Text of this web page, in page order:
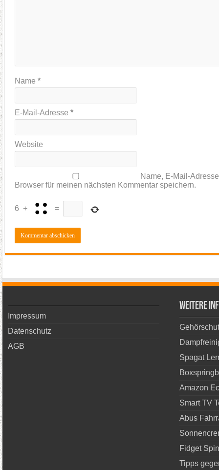
Name*
E-Mail-Adresse*
Website
Name, E-Mail-
Browser für meinen nächsten Kommentar speichern.
6 + =
Impressum
Datenschutz
AGB
Weitere
Spagat
Amazon
Smart TV
Abus
Fidget
Tipps